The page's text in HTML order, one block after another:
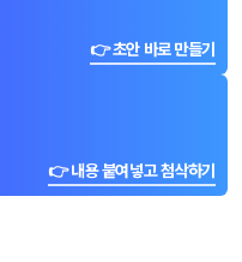
👉 초안 바로 만들기
👉 내용 붙여넣고 첨삭하기